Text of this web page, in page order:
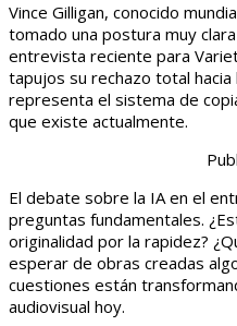
Vince Gilligan, conocido
tomado una postura muy
entrevista reciente para
tapujos su rechazo total hacia
representa el sistema de
que existe actualmente.
El debate sobre la IA en el
preguntas fundamentales.
originalidad por la rapidez?
esperar de obras creadas
cuestiones están
audiovisual hoy.